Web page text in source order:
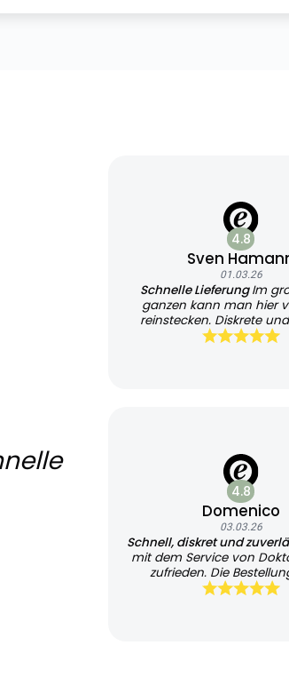
4.8
Sven
01.03.26
Schnelle LieferungIm
ganzen kann man hier
reinstecken. Diskrete
Lieferung
4.8
Domenico
03.03.26
Schnell, diskret und
mit dem Service von
zufrieden. Die
unkompliziert und